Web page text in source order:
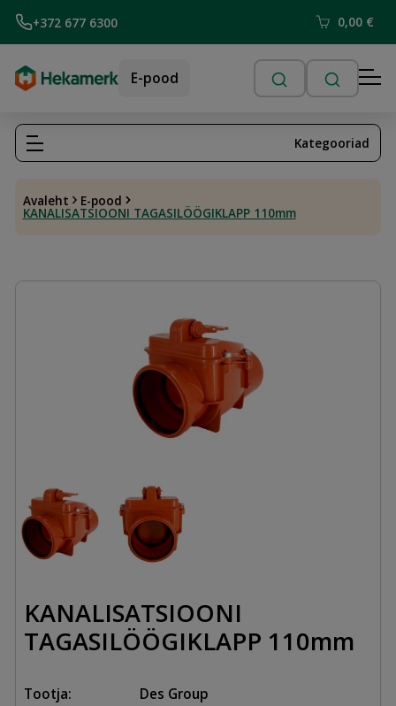
+372 677 6300 0,00 €
E-pood
Avaleht E-pood
KANALISATSIOONI TAGASILÖÖGIKLAPP 110mm
Kategooriad
KANALISATSIOONI
TAGASILÖÖGIKLAPP 110mm
Tootja:
Des Group